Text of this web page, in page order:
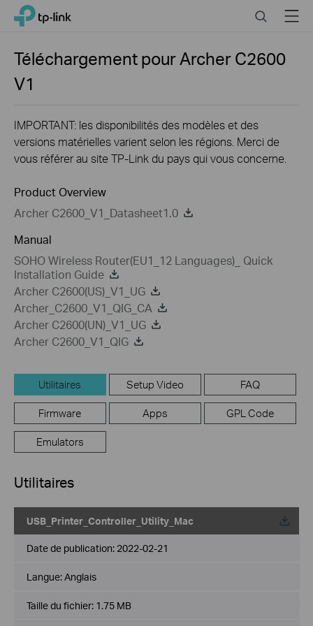
Click
the
navigation
TP-Link, Reliably Smart SearchMenu
Téléchargement pourArcher C2600
V1
IMPORTANT: les disponibilités des modèles et des
versions matérielles varient selon les régions. Merci de
vous référer au site TP-Link du pays qui vous concerne.
Product Overview
Archer C2600_V1_Datasheet1.0
Manual
SOHO Wireless Router(EU1_12 Languages)_ Quick
Installation Guide
Archer C2600(US)_V1_UG
Archer_C2600_V1_QIG_CA
Archer C2600(UN)_V1_UG
Archer C2600_V1_QIG
Utilitaires Setup Video FAQ
Firmware Apps GPL Code
Emulators
Utilitaires
USB_Printer_Controller_Utility_Mac
Date de publication: 2022-02-21
Langue:Anglais
Taille du fichier: 1.75 MB